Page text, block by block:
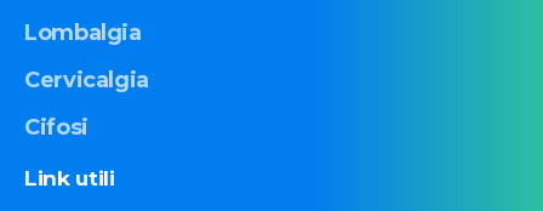
Lombalgia
Cervicalgia
Cifosi
Link utili